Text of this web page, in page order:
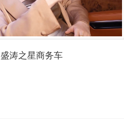
盛涛之星商务车